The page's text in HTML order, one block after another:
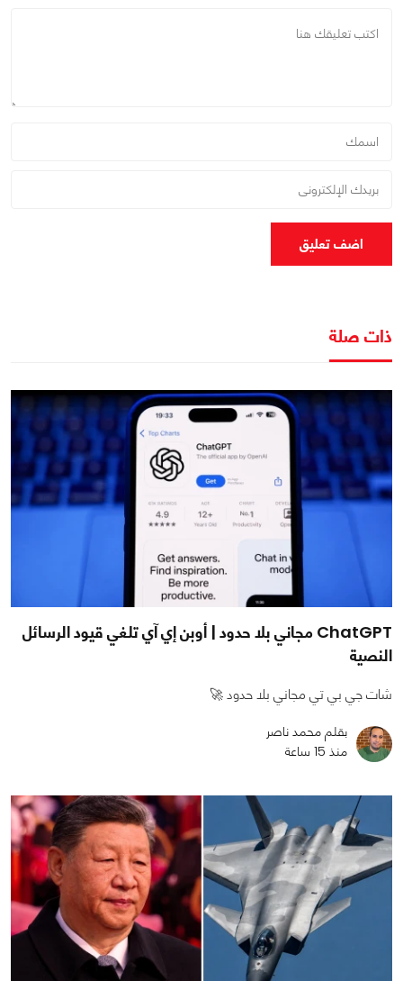
اضف تعليق
ذات صلة
ChatGPT مجاني بلا حدود | أوبن إي آي تلغي قيود الرسائل
النصية
شات جي بي تي مجاني بلا حدود 🚀
بقلم محمد ناصر
منذ 15 ساعة